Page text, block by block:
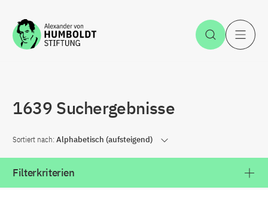
Zum Inhalt springen Suche
1639 Suchergebnisse
Sortiert nach: Alphabetisch (aufsteigend)
Filterkriterien